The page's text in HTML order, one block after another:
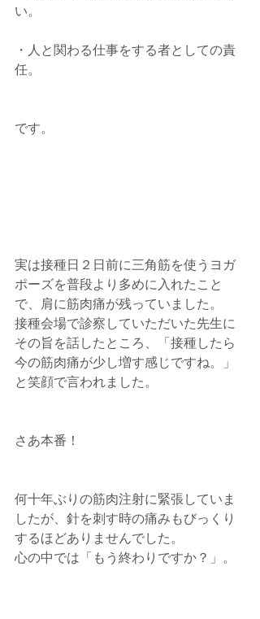
い。
・人と関わる仕事をする者としての責
任。
です。
実は接種日２日前に三角筋を使うヨガ
ポーズを普段より多めに入れたこと
で、肩に筋肉痛が残っていました。
接種会場で診察していただいた先生に
その旨を話したところ、「接種したら
今の筋肉痛が少し増す感じですね。」
と笑顔で言われました。
さあ本番！
何十年ぶりの筋肉注射に緊張していま
したが、針を刺す時の痛みもびっくり
するほどありませんでした。
心の中では「もう終わりですか？」。